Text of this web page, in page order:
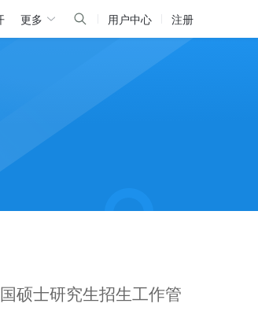
更多 用户中心 注册
硕士研究生招生工作管